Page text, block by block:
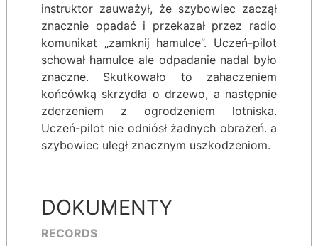
instruktor zauważył, że szybowiec zaczął
znacznie opadać i przekazał przez radio
komunikat „zamknij hamulce”. Uczeń-pilot
schował hamulce ale odpadanie nadal było
znaczne. Skutkowało to zahaczeniem
końcówką skrzydła o drzewo, a następnie
zderzeniem z ogrodzeniem lotniska.
Uczeń-pilot nie odniósł żadnych obrażeń. a
szybowiec uległ znacznym uszkodzeniom.
DOKUMENTY
RECORDS